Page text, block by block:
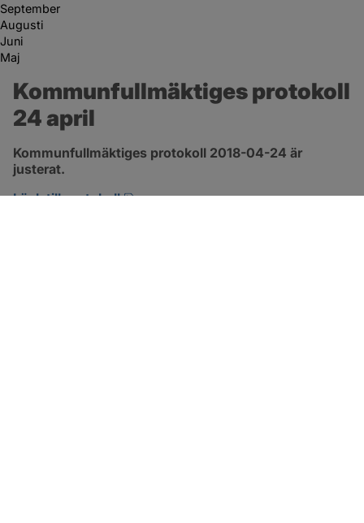
September
Augusti
Juni
Maj
Kommunfullmäktiges protokoll
24 april
Kommunfullmäktiges protokoll 2018-04-24 är
justerat.
Länk till protokoll
pdf, 2.9 MB, öppnas i nytt fönster.